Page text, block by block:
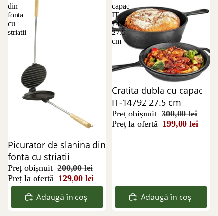
din
fonta
cu
striatii
Reducere 36%
Picurator de slanina din
fonta cu striatii
Preț obișnuit 200,00 lei
Preț la ofertă 129,00 lei
Adaugă în coș
capac
IT-
14792
27.5
cm
Reducere 34%
Cratita dubla cu capac
IT-14792 27.5 cm
Preț obișnuit 300,00 lei
Preț la ofertă 199,00 lei
Adaugă în coș